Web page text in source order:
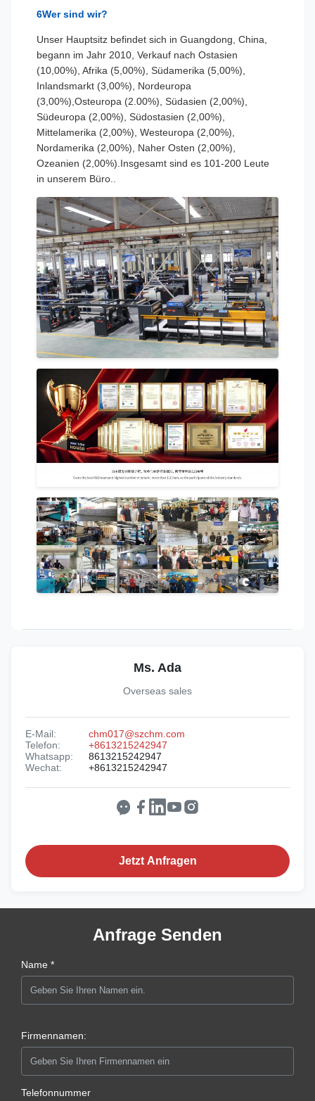
6Wer sind wir?
Unser Hauptsitz befindet sich in Guangdong, China,
begann im Jahr 2010, Verkauf nach Ostasien
(10,00%), Afrika (5,00%), Südamerika (5,00%),
Inlandsmarkt (3,00%), Nordeuropa
(3,00%),Osteuropa (2.00%), Südasien (2,00%),
Südeuropa (2,00%), Südostasien (2,00%),
Mittelamerika (2,00%), Westeuropa (2,00%),
Nordamerika (2,00%), Naher Osten (2,00%),
Ozeanien (2,00%).Insgesamt sind es 101-200 Leute
in unserem Büro..
Ms. Ada
Overseas sales
E-Mail:
chm017@szchm.com
Telefon:
+8613215242947
Whatsapp:
8613215242947
Wechat:
+8613215242947
Jetzt Anfragen
Anfrage Senden
Name *
Firmennamen:
Telefonnummer